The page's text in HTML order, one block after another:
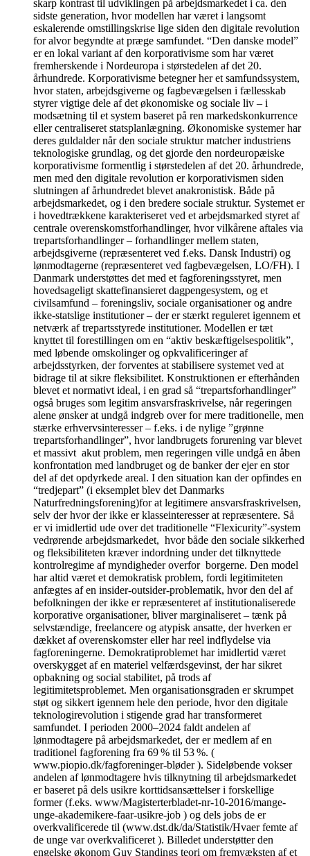
skarp kontrast til udviklingen på arbejdsmarkedet i ca. den
sidste generation, hvor modellen har været i langsomt
eskalerende omstillingskrise lige siden den digitale revolution
for alvor begyndte at præge samfundet. “Den danske model”
er en lokal variant af den korporativisme som har været
fremherskende i Nordeuropa i størstedelen af det 20.
århundrede. Korporativisme betegner her et samfundssystem,
hvor staten, arbejdsgiverne og fagbevægelsen i fællesskab
styrer vigtige dele af det økonomiske og sociale liv – i
modsætning til et system baseret på ren markedskonkurrence
eller centraliseret statsplanlægning. Økonomiske systemer har
deres guldalder når den sociale struktur matcher industriens
teknologiske grundlag, og det gjorde den nordeuropæiske
korporativisme formentlig i størstedelen af det 20. århundrede,
men med den digitale revolution er korporativismen siden
slutningen af århundredet blevet anakronistisk. Både på
arbejdsmarkedet, og i den bredere sociale struktur. Systemet er
i hovedtrækkene karakteriseret ved et arbejdsmarked styret af
centrale overenskomstforhandlinger, hvor vilkårene aftales via
trepartsforhandlinger – forhandlinger mellem staten,
arbejdsgiverne (repræsenteret ved f.eks. Dansk Industri) og
lønmodtagerne (repræsenteret ved fagbevægelsen, LO/FH). I
Danmark understøttes det med et fagforeningsstyret, men
hovedsageligt skattefinansieret dagpengesystem, og et
civilsamfund – foreningsliv, sociale organisationer og andre
ikke-statslige institutioner – der er stærkt reguleret igennem et
netværk af trepartsstyrede institutioner. Modellen er tæt
knyttet til forestillingen om en “aktiv beskæftigelsespolitik”,
med løbende omskolinger og opkvalificeringer af
arbejdsstyrken, der forventes at stabilisere systemet ved at
bidrage til at sikre fleksibilitet. Konstruktionen er efterhånden
blevet et normativt ideal, i en grad så “trepartsforhandlinger”
også bruges som legitim ansvarsfraskrivelse, når regeringen
alene ønsker at undgå indgreb over for mere traditionelle, men
stærke erhvervsinteresser – f.eks. i de nylige ”grønne
trepartsforhandlinger”, hvor landbrugets forurening var blevet
et massivt akut problem, men regeringen ville undgå en åben
konfrontation med landbruget og de banker der ejer en stor
del af det opdyrkede areal. I den situation kan der opfindes en
“tredjepart” (i eksemplet blev det Danmarks
Naturfredningsforening)for at legitimere ansvarsfraskrivelsen,
selv der hvor der ikke er klasseinteresser at repræsentere. Så
er vi imidlertid ude over det traditionelle “Flexicurity”-system
vedrørende arbejdsmarkedet, hvor både den sociale sikkerhed
og fleksibiliteten kræver indordning under det tilknyttede
kontrolregime af myndigheder overfor borgerne. Den model
har altid været et demokratisk problem, fordi legitimiteten
anfægtes af en insider-outsider-problematik, hvor den del af
befolkningen der ikke er repræsenteret af institutionaliserede
korporative organisationer, bliver marginaliseret – tænk på
selvstændige, freelancere og atypisk ansatte, der hverken er
dækket af overenskomster eller har reel indflydelse via
fagforeningerne. Demokratiproblemet har imidlertid været
overskygget af en materiel velfærdsgevinst, der har sikret
opbakning og social stabilitet, på trods af
legitimitetsproblemet. Men organisationsgraden er skrumpet
støt og sikkert igennem hele den periode, hvor den digitale
teknologirevolution i stigende grad har transformeret
samfundet. I perioden 2000–2024 faldt andelen af
lønmodtagere på arbejdsmarkedet, der er medlem af en
traditionel fagforening fra 69 % til 53 %. (
www.piopio.dk/fagforeninger-bløder ). Sideløbende vokser
andelen af lønmodtagere hvis tilknytning til arbejdsmarkedet
er baseret på dels usikre korttidsansættelser i forskellige
former (f.eks. www/Magisterterbladet-nr-10-2016/mange-
unge-akademikere-faar-usikre-job ) og dels jobs de er
overkvalificerede til (www.dst.dk/da/Statistik/Hvaer femte af
de unge var overkvalificeret ). Billedet understøtter den
engelske økonom Guy Standings teori om fremvæksten af et